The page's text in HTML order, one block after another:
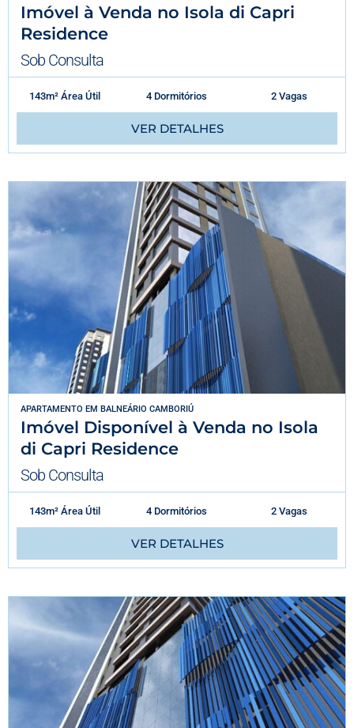
Imóvel à Venda no Isola di Capri
Residence
Sob Consulta
143m² Área Útil 4 Dormitórios 2 Vagas
VER DETALHES
APARTAMENTO EM BALNEÁRIO CAMBORIÚ
Imóvel Disponível à Venda no Isola
di Capri Residence
Sob Consulta
143m² Área Útil 4 Dormitórios 2 Vagas
VER DETALHES